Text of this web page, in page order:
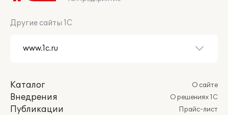
Другие сайты 1С
Каталог
Внедрения
Публикации
О сайте
О решениях 1С
Прайс-лист